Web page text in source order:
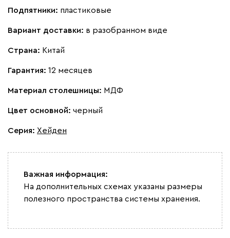
Подпятники: пластиковые
Вариант доставки: в разобранном виде
Страна: Китай
Гарантия: 12 месяцев
Материал столешницы: МДФ
Цвет основной: черный
Серия: Хейден
Важная информация:
На дополнительных схемах указаны размеры
полезного пространства системы хранения.